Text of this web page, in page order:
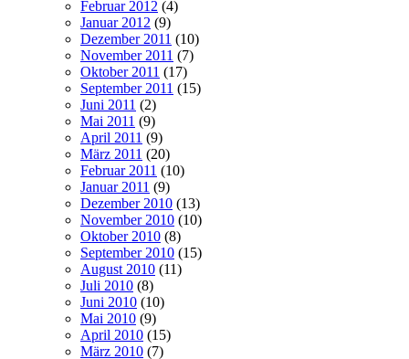
Februar 2012 (4)
Januar 2012 (9)
Dezember 2011 (10)
November 2011 (7)
Oktober 2011 (17)
September 2011 (15)
Juni 2011 (2)
Mai 2011 (9)
April 2011 (9)
März 2011 (20)
Februar 2011 (10)
Januar 2011 (9)
Dezember 2010 (13)
November 2010 (10)
Oktober 2010 (8)
September 2010 (15)
August 2010 (11)
Juli 2010 (8)
Juni 2010 (10)
Mai 2010 (9)
April 2010 (15)
März 2010 (7)